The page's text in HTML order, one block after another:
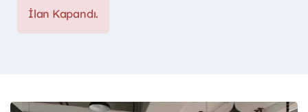
İlan Kapandı.